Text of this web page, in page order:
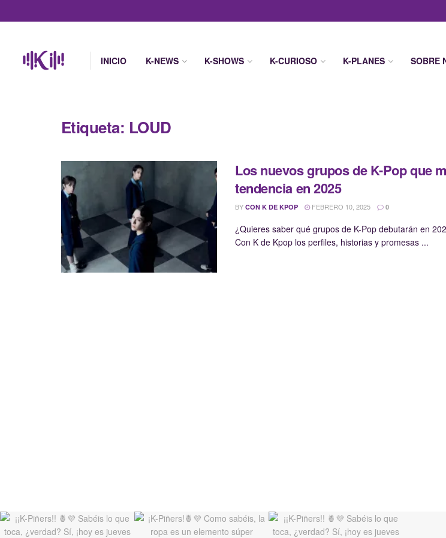
INICIO K-NEWS K-SHOWS K-CURIOSO K-PLANES SOBRE
Etiqueta: LOUD
Los nuevos grupos de K-Pop que
tendencia en 2025
BY CON K DE KPOP FEBRERO 10, 2025 0
¿Quieres saber qué grupos de K-Pop debutarán en
Con K de Kpop los perfiles, historias y promesas ...